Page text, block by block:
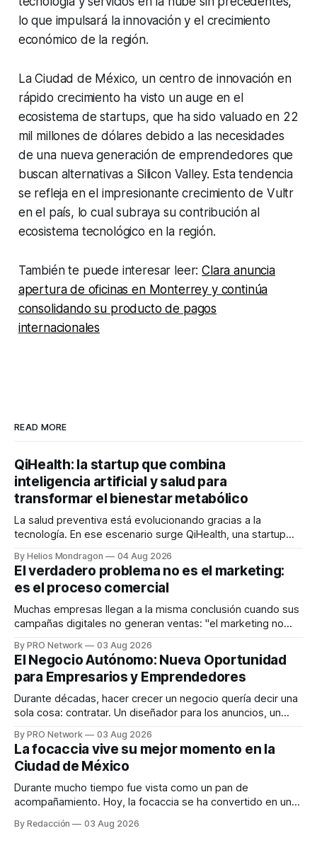
lo que impulsará la innovación y el crecimiento
económico de la región.
La Ciudad de México, un centro de innovación en
rápido crecimiento ha visto un auge en el
ecosistema de startups, que ha sido valuado en 22
mil millones de dólares debido a las necesidades
de una nueva generación de emprendedores que
buscan alternativas a Silicon Valley. Esta tendencia
se refleja en el impresionante crecimiento de Vultr
en el país, lo cual subraya su contribución al
ecosistema tecnológico en la región.
También te puede interesar leer:Clara anuncia
apertura de oficinas en Monterrey y continúa
consolidando su producto de pagos
internacionales
READ MORE
QiHealth: la startup que combina
inteligencia artificial y salud para
transformar el bienestar metabólico
La salud preventiva está evolucionando gracias a la
tecnología. En ese escenario surge QiHealth, una startup
dispositivos inteligentes, inteligencia artificial y monitoreo
en tiempo real para ayudar a las personas a tomar mejores
decisiones sobre su salud metabólica. Su propuesta busca
responder
By Helios Mondragon 04 Aug 2026
El verdadero problema no es el marketing:
es el proceso comercial
Muchas empresas llegan a la misma conclusión cuando sus
campañas digitales no generan ventas: "el marketing no
INTERIUS, el problema suele estar en otro lugar. Durante
una entrevista para el podcast SER PRO, el especialista en
marketing digital explicó que
By PRO Network 03 Aug 2026
El Negocio Autónomo: Nueva Oportunidad
para Empresarios y Emprendedores
Durante décadas, hacer crecer un negocio quería decir una
sola cosa: contratar. Un diseñador para los anuncios, un
para los textos, alguien que supiera de publicidad digital
para encontrar prospectos, un vendedor para atender
llamadas y mensajes, y —con suerte— una persona
By PRO Network 03 Aug 2026
La focaccia vive su mejor momento en la
Ciudad de México
Durante mucho tiempo fue vista como un pan de
acompañamiento. Hoy, la focaccia se ha convertido en uno
artesanal, ingredientes de calidad y experiencias que
By Redacción 03 Aug 2026